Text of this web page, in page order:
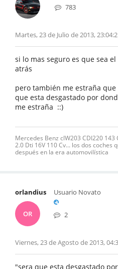
783
Martes, 23 de Julio de 2013,
si lo mas seguro es que sea
atrás
pero también me estraña que
que esta desgastado por
me estraña ::)
Mercedes Benz clW203 CDI220 143
2.0 Dti 16V 110 Cv... los dos coches
después en la era automovilística
orlandius
OR
Usuario Novato
2
Viernes, 23 de Agosto de 2013,
"sera que esta desgastado